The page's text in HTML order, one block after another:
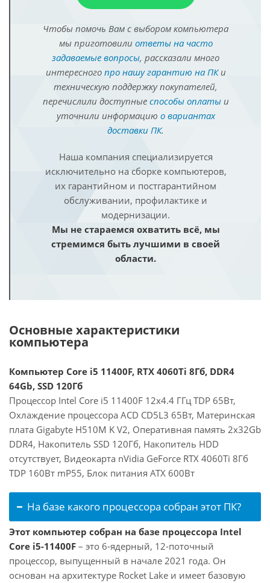
Чтобы помочь Вам с выбором компьютера
мы приготовили ответы на часто
задаваемые вопросы, рассказали много
интересного про нашу гарантию на ПКи
техническую поддержку покупателей,
перечислили доступные способы оплатыи
уточнили информацию о вариантах
доставки ПК.
Наша компания специализируется
исключительно на сборке компьютеров,
их гарантийном и постгарантийном
обслуживании, профилактике и
модернизации.
Мы не стараемся охватить всё, мы
стремимся быть лучшими в своей
области.
Основные характеристики
компьютера
Компьютер Core i5 11400F, RTX 4060Ti 8Гб, DDR4
64Gb, SSD 120Гб
Процессор Intel Core i5 11400F 12x4.4 ГГц TDP 65Вт,
Охлаждение процессора ACD CD5L3 65Вт, Материнская
плата Gigabyte H510M K V2, Оперативная память 2x32Gb
DDR4, Накопитель SSD 120Гб, Накопитель HDD
отсутствует, Видеокарта nVidia GeForce RTX 4060Ti 8Гб
TDP 160Вт mP55, Блок питания ATX 600Вт
На базе какого процессора собран этот ПК?
Этот компьютер собран на базе процессора Intel
Core i5-11400F – это 6-ядерный, 12-поточный
процессор, выпущенный в начале 2021 года. Он
основан на архитектуре Rocket Lake и имеет базовую